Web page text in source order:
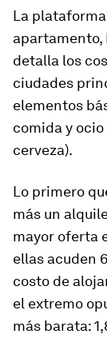
La
apartamento,
detalla los
ciudades
elementos
comida y
cerveza).
Lo primero
más un
mayor oferta
ellas acuden
costo de
el extremo
más barata: